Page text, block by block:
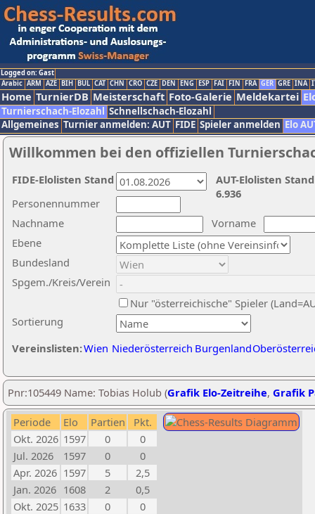
Logged on: Gast
Arabic ARM AZE BIH BUL CAT CHN CRO CZE DEN ENG ESP FAI FIN FRA GER GRE INA
Home TurnierDB Meisterschaft Foto-Galerie Meldekartei
Turnierschach-Elozahl Schnellschach-Elozahl
Allgemeines Turnier anmelden: AUT FIDE Spieler anmelden Elo
Willkommen bei den offiziellen
Nachname
Vorname
Ebene
Sortierung
Personennummer
Bundesland
Spgem./Kreis/Verein
Nur "österreichische" Spieler
Vereinslisten:Wien Niederösterreich Burgenland
AUT-Elolisten
6.936
FIDE-Elolisten Stand
Pnr:105449 Name: Tobias Holub (Grafik Elo-Zeitreihe, Grafik
Periode Elo Partien
Pkt.
Okt. 2026 1597 0
0
Jul. 2026
1597 0
0
Apr. 2026 1597 5
2,5
Jan. 2026 1608 2
0,5
Okt. 2025 1633 0
0